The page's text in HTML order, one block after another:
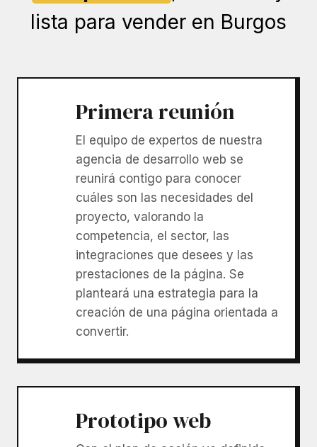
lista para vender en Burgos
Primera reunión
El equipo de expertos de nuestra
agencia de desarrollo web se
reunirá contigo para conocer
cuáles son las necesidades del
proyecto, valorando la
competencia, el sector, las
integraciones que desees y las
prestaciones de la página. Se
planteará una estrategia para la
creación de una página orientada a
convertir.
Prototipo web